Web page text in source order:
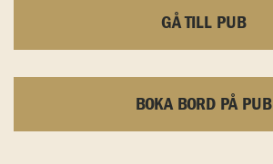
GÅ TILL PUB
BOKA BORD PÅ PUB